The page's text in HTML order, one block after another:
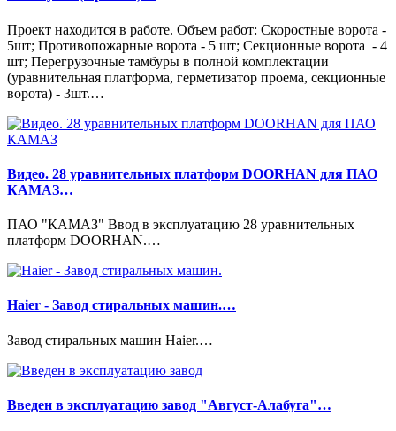
Проект находится в работе. Объем работ: Скоростные ворота -
5шт; Противопожарные ворота - 5 шт; Секционные ворота - 4
шт; Перегрузочные тамбуры в полной комплектации
(уравнительная платформа, герметизатор проема, секционные
ворота) - 3шт.…
Видео. 28 уравнительных платформ DOORHAN для ПАО
КАМАЗ…
ПАО "КАМАЗ" Ввод в эксплуатацию 28 уравнительных
платформ DOORHAN.…
Haier - Завод стиральных машин.…
Завод стиральных машин Haier.…
Введен в эксплуатацию завод "Август-Алабуга"…